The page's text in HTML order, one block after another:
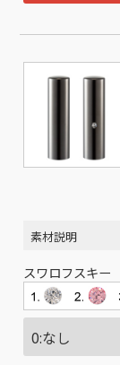
素材説明
スワロフスキー